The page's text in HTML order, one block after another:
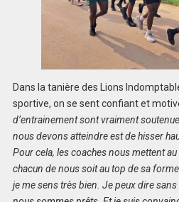
Dans la tanière des Lions
sportive, on se sent confiant et
d’entrainement sont vraiment
nous devons atteindre est de hisser
Pour cela, les coaches nous mettent
chacun de nous soit au top de sa
je me sens très bien. Je peux dire